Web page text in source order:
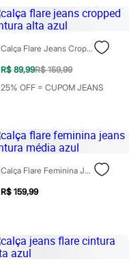
Calça Flare Jeans Cropped Cintura Alta Azul
R$ 89,99R$ 159,99
25% OFF = CUPOM JEANS
Calça Flare Feminina Jeans Cintura Média Azul
R$ 159,99